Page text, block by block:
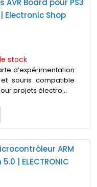
AVR Board pour PS3
Electronic Shop
stock
d’expérimentation
souris compatible
projets électro...
ARM
| ELECTRONIC